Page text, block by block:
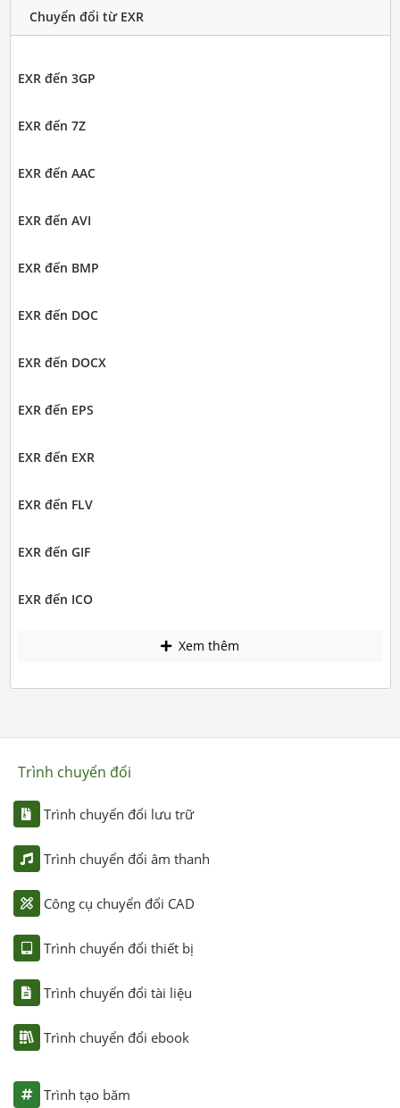
Chuyển đổi từ EXR
EXR đến 3GP
EXR đến 7Z
EXR đến AAC
EXR đến AVI
EXR đến BMP
EXR đến DOC
EXR đến DOCX
EXR đến EPS
EXR đến EXR
EXR đến FLV
EXR đến GIF
EXR đến ICO
Xem thêm
Trình chuyển đổi
Trình chuyển đổi lưu trữ
Trình chuyển đổi âm thanh
Công cụ chuyển đổi CAD
Trình chuyển đổi thiết bị
Trình chuyển đổi tài liệu
Trình chuyển đổi ebook
Trình tạo băm